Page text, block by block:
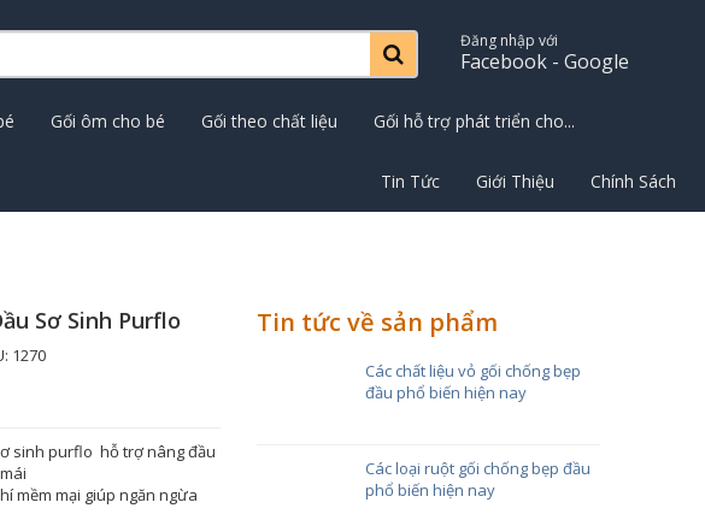
Đăng nhập với
Facebook - Google
Gối ôm cho bé Gối theo chất liệu Gối hỗ trợ phát triển cho...
Tin Tức Giới Thiệu Chính Sách
Sơ Sinh Purflo
1270
sinh purflo hỗ trợ nâng đầu
mềm mại giúp ngăn ngừa
Tin tức về sản phẩm
Các chất liệu vỏ gối chống bẹp
đầu phổ biến hiện nay
Các loại ruột gối chống bẹp đầu
phổ biến hiện nay